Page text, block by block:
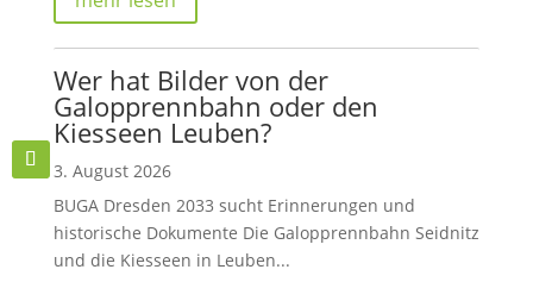
Wer hat Bilder von der
Galopprennbahn oder den
Kiesseen Leuben?
3. August 2026
BUGA Dresden 2033 sucht Erinnerungen und
historische Dokumente Die Galopprennbahn Seidnitz
und die Kiesseen in Leuben...